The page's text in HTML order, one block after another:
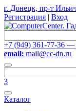
г. Донецк, пр-т
Регистрация | Вход
+7 (949) 361-77-36 —
email: mail@cc-dn.ru
3
Каталог